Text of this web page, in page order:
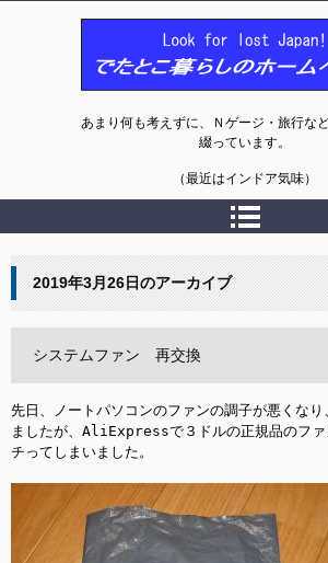
あまり何も考えずに、Ｎゲージ・旅行な
綴っています。
（最近はインドア気味）
2019年3月26日のアーカイブ
システムファン 再交換
先日、ノートパソコンのファンの調子が悪くなり
ましたが、AliExpressで３ドルの正規品のファ
チってしまいました。